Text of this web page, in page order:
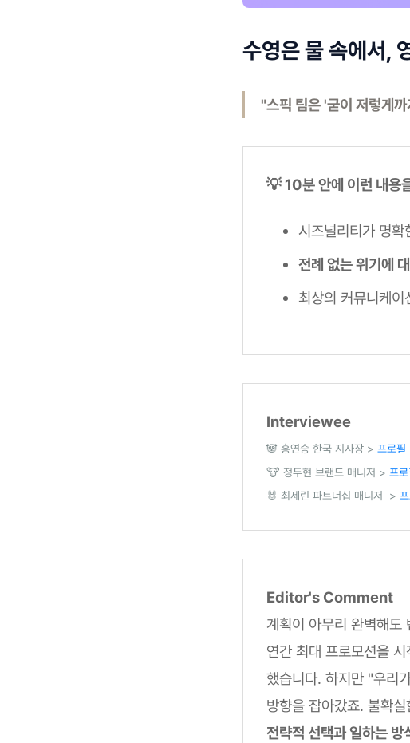
수영은 물 속에서,
"스픽 팀은 '굳이 저렇게
💡 10분 안에 이런 내용
시즈널리티가 명확
전례 없는 위기에
최상의 커뮤니케이
Interviewee
🐼 홍연승 한국 지사장 > 프로필
🐮 정두현 브랜드 매니저 > 프
🐰 최세린 파트너십 매니저 >
Editor's Comment
계획이 아무리 완벽해도
연간 최대 프로모션을
했습니다. 하지만 "우리
방향을 잡아갔죠. 불확
전략적 선택과 일하는 방